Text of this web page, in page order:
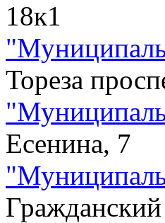
18к1
"
Тореза
"
Есенина, 7
"